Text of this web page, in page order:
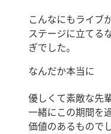
こんなにもライブ
ステージに立てる
ぎでした。
なんだか本当に
優しくて素敵な先
一緒にこの期間を
価値のあるものでし